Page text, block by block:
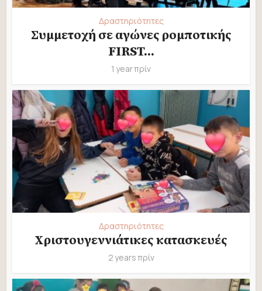
Δραστηριότητες
Συμμετοχή σε αγώνες ρομποτικής
FIRST...
1 year πρίν
Δραστηριότητες
Χριστουγεννιάτικες κατασκευές
2 years πρίν